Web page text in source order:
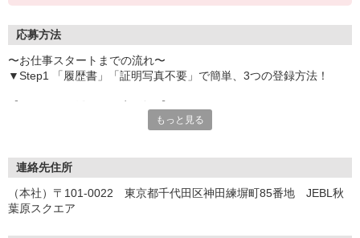
応募方法
〜お仕事スタートまでの流れ〜
▼Step1 「履歴書」「証明写真不要」で簡単、3つの登録方法！
いつでも好きな時間に登録OK
受付時間/平日9:00〜19:00
【来場登録（目安1時間30分）】
もっと見る
連絡先住所
（本社）〒101-0022 東京都千代田区神田練塀町85番地 JEBL秋
葉原スクエア